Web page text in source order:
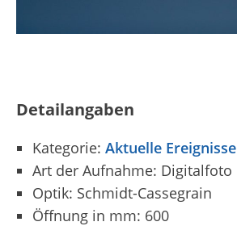
Detailangaben
Kategorie: Aktuelle Ereignisse
Art der Aufnahme: Digitalfoto
Optik: Schmidt-Cassegrain
Öffnung in mm: 600